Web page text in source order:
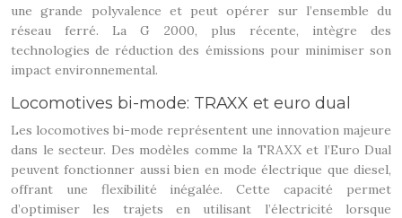
une grande polyvalence et peut opérer sur l’ensemble du
réseau ferré. La G 2000, plus récente, intègre des
technologies de réduction des émissions pour minimiser son
impact environnemental.
Locomotives bi-mode: TRAXX et euro dual
Les locomotives bi-mode représentent une innovation majeure
dans le secteur. Des modèles comme la TRAXX et l’Euro Dual
peuvent fonctionner aussi bien en mode électrique que diesel,
offrant une flexibilité inégalée. Cette capacité permet
d’optimiser les trajets en utilisant l’électricité lorsque